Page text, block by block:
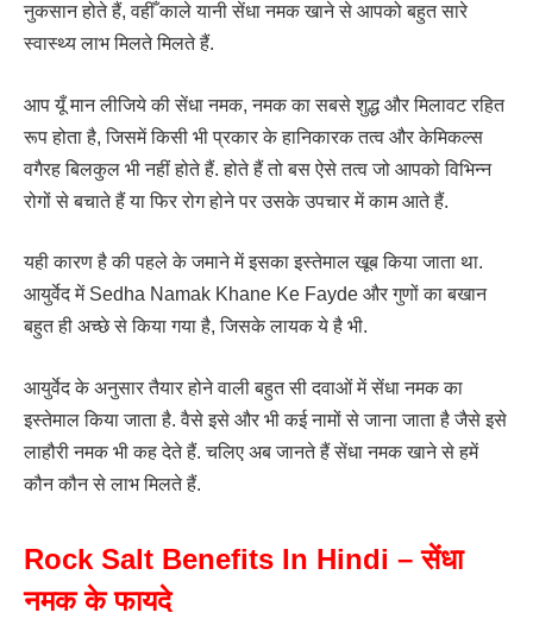
नुकसान होते हैं, वहीँ काले यानी सेंधा नमक खाने से आपको बहुत सारे
स्वास्थ्य लाभ मिलते मिलते हैं.
आप यूँ मान लीजिये की सेंधा नमक, नमक का सबसे शुद्ध और मिलावट रहित
रूप होता है, जिसमें किसी भी प्रकार के हानिकारक तत्व और केमिकल्स
वगैरह बिलकुल भी नहीं होते हैं. होते हैं तो बस ऐसे तत्व जो आपको विभिन्न
रोगों से बचाते हैं या फिर रोग होने पर उसके उपचार में काम आते हैं.
यही कारण है की पहले के जमाने में इसका इस्तेमाल खूब किया जाता था.
आयुर्वेद में Sedha Namak Khane Ke Fayde और गुणों का बखान
बहुत ही अच्छे से किया गया है, जिसके लायक ये है भी.
आयुर्वेद के अनुसार तैयार होने वाली बहुत सी दवाओं में सेंधा नमक का
इस्तेमाल किया जाता है. वैसे इसे और भी कई नामों से जाना जाता है जैसे इसे
लाहौरी नमक भी कह देते हैं. चलिए अब जानते हैं सेंधा नमक खाने से हमें
कौन कौन से लाभ मिलते हैं.
Rock Salt Benefits In Hindi – सेंधा
नमक के फायदे